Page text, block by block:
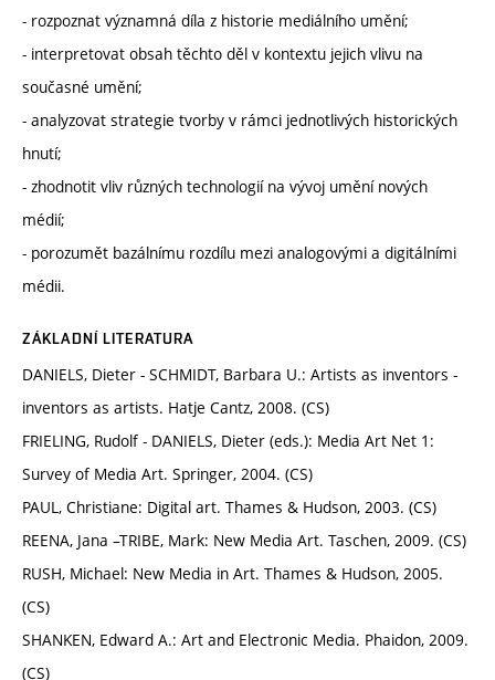
- rozpoznat významná díla z historie mediálního umění;
- interpretovat obsah těchto děl v kontextu jejich vlivu na
současné umění;
- analyzovat strategie tvorby v rámci jednotlivých historických
hnutí;
- zhodnotit vliv různých technologií na vývoj umění nových
médií;
- porozumět bazálnímu rozdílu mezi analogovými a digitálními
médii.
ZÁKLADNÍ LITERATURA
DANIELS, Dieter - SCHMIDT, Barbara U.: Artists as inventors -
inventors as artists. Hatje Cantz, 2008. (CS)
FRIELING, Rudolf - DANIELS, Dieter (eds.): Media Art Net 1:
Survey of Media Art. Springer, 2004. (CS)
PAUL, Christiane: Digital art. Thames & Hudson, 2003. (CS)
REENA, Jana –TRIBE, Mark: New Media Art. Taschen, 2009. (CS)
RUSH, Michael: New Media in Art. Thames & Hudson, 2005.
(CS)
SHANKEN, Edward A.: Art and Electronic Media. Phaidon, 2009.
(CS)